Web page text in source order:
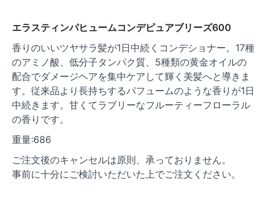
エラスティンパヒュームコンデピュアブリーズ600
香りのいいツヤサラ髪が1日中続くコンデショナー。17種
のアミノ酸、低分子タンパク質、5種類の黄金オイルの
配合でダメージヘアを集中ケアして輝く美髪へと導きま
す。従来品より長持ちするパフュームのような香りが1日
中続きます。甘くてラブリーなフルーティーフローラル
の香りです。
重量:686
ご注文後のキャンセルは原則、承っておりません。
事前に十分にご検討いただいた上でご注文ください。